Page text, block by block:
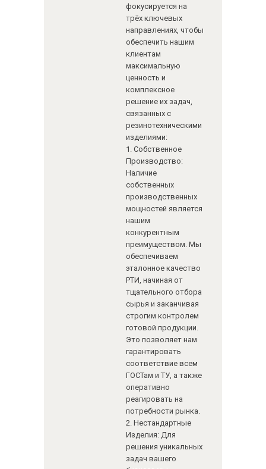
фокусируется на
трёх ключевых
направлениях, чтобы
обеспечить нашим
клиентам
максимальную
ценность и
комплексное
решение их задач,
связанных с
резинотехническими
изделиями:
1. Собственное
Производство:
Наличие
собственных
производственных
мощностей является
нашим
конкурентным
преимуществом. Мы
обеспечиваем
эталонное качество
РТИ, начиная от
тщательного отбора
сырья и заканчивая
строгим контролем
готовой продукции.
Это позволяет нам
гарантировать
соответствие всем
ГОСТам и ТУ, а также
оперативно
реагировать на
потребности рынка.
2. Нестандартные
Изделия: Для
решения уникальных
задач вашего